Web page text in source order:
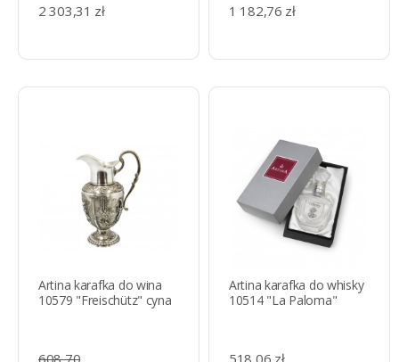
2 303,31 zł 1 182,76 zł
Artina karafka do wina
10579 "Freischütz" cyna
608,70
Artina karafka do whisky
10514 "La Paloma"
518,06 zł